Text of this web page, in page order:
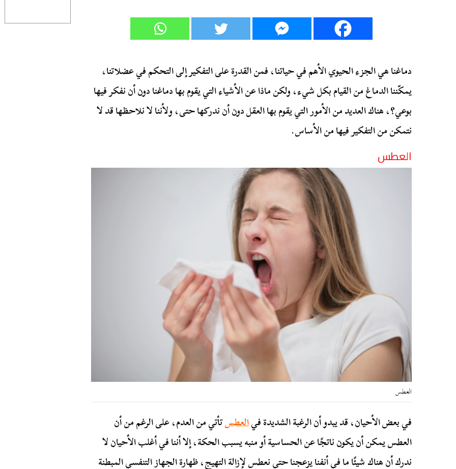
دماغنا هي الجزء الحيوي الأهم في حياتنا، فمن القدرة على التفكير إلى التحكم في عضلاتنا،
يمكّننا الدماغ من القيام بكل شيء، ولكن ماذا عن الأشياء التي يقوم بها دماغنا دون أن نفكر فيها
بوعي؟، هناك العديد من الأمور التي يقوم بها العقل دون أن ندركها حتى، ولأننا لا نلاحظها قد لا
نتمكن من التفكير فيها من الأساس.
العطس
العطس
في بعض الأحيان، قد يبدو أن الرغبة الشديدة فيالعطستأتي من العدم، على الرغم من أن
العطس يمكن أن يكون ناتجًا عن الحساسية أو منبه يسبب الحكة، إلا أننا في أغلب الأحيان لا
ندرك أن هناك شيئًا ما في أنفنا يزعجنا حتى نعطس لإزالة التهيج، ظهارة الجهاز التنفسي المبطنة